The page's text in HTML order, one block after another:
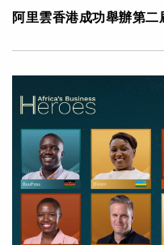
阿里雲香港成功舉辦第